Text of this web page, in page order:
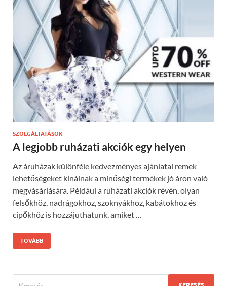
SZOLGÁLTATÁSOK
A legjobb ruházati akciók egy helyen
Az áruházak különféle kedvezményes ajánlatai remek
lehetőségeket kínálnak a minőségi termékek jó áron való
megvásárlására. Például a ruházati akciók révén, olyan
felsőkhöz, nadrágokhoz, szoknyákhoz, kabátokhoz és
cipőkhöz is hozzájuthatunk, amiket …
TOVÁBB